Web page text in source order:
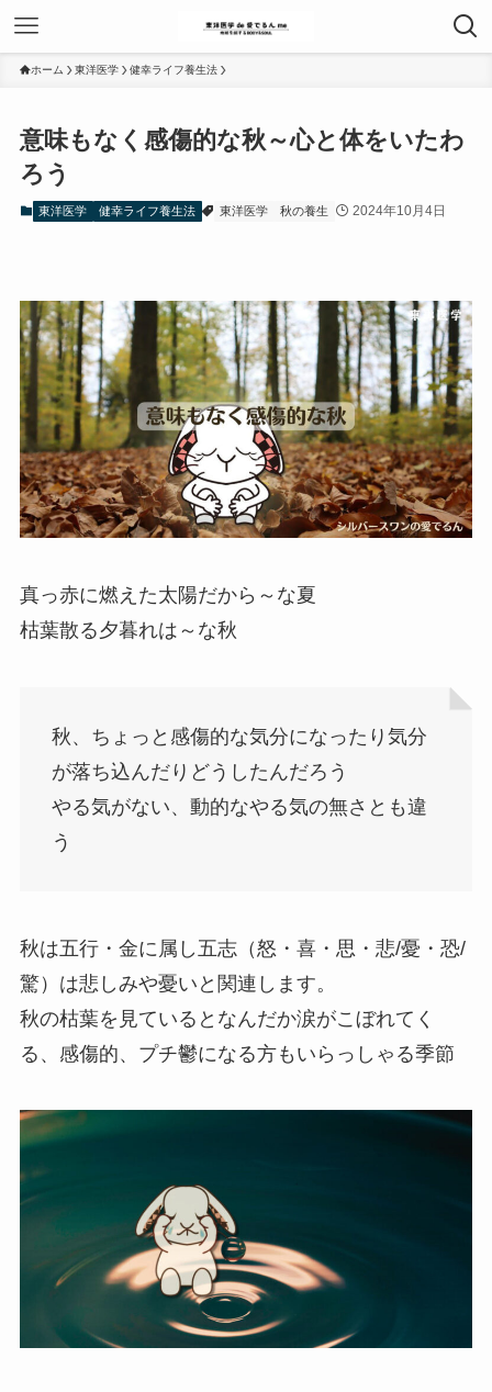
ホーム 東洋医学 健幸ライフ養生法
意味もなく感傷的な秋～心と体をいたわ
ろう
東洋医学 健幸ライフ養生法 東洋医学 秋の養生 2024年10月4日
真っ赤に燃えた太陽だから～な夏
枯葉散る夕暮れは～な秋
秋、ちょっと感傷的な気分になったり気分
が落ち込んだりどうしたんだろう
やる気がない、動的なやる気の無さとも違
う
秋は五行・金に属し五志（怒・喜・思・悲/憂・恐/
驚）は悲しみや憂いと関連します。
秋の枯葉を見ているとなんだか涙がこぼれてく
る、感傷的、プチ鬱になる方もいらっしゃる季節